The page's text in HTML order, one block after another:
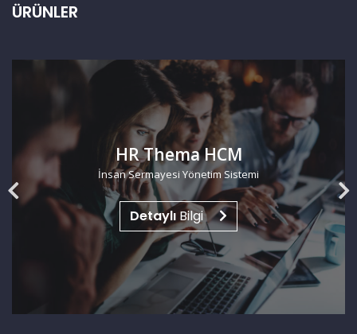
ÜRÜNLER
FowCRM
Satış Otomasyonu
DetaylıBilgi